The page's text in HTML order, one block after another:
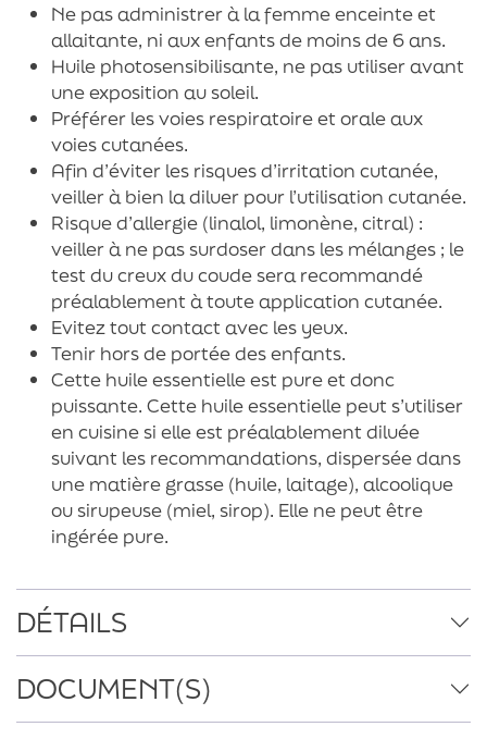
Ne pas administrer à la femme enceinte et
allaitante, ni aux enfants de moins de 6 ans.
Huile photosensibilisante, ne pas utiliser avant
une exposition au soleil.
Préférer les voies respiratoire et orale aux
voies cutanées.
Afin d’éviter les risques d’irritation cutanée,
veiller à bien la diluer pour l’utilisation cutanée.
Risque d’allergie (linalol, limonène, citral) :
veiller à ne pas surdoser dans les mélanges ; le
test du creux du coude sera recommandé
préalablement à toute application cutanée.
Evitez tout contact avec les yeux.
Tenir hors de portée des enfants.
Cette huile essentielle est pure et donc
puissante. Cette huile essentielle peut s’utiliser
en cuisine si elle est préalablement diluée
suivant les recommandations, dispersée dans
une matière grasse (huile, laitage), alcoolique
ou sirupeuse (miel, sirop). Elle ne peut être
ingérée pure.
DÉTAILS
DOCUMENT(S)